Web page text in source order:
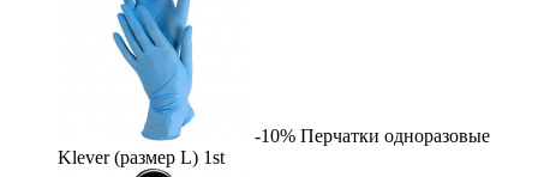
-10% Перчатки одноразовые
Klever (размер L) 1st